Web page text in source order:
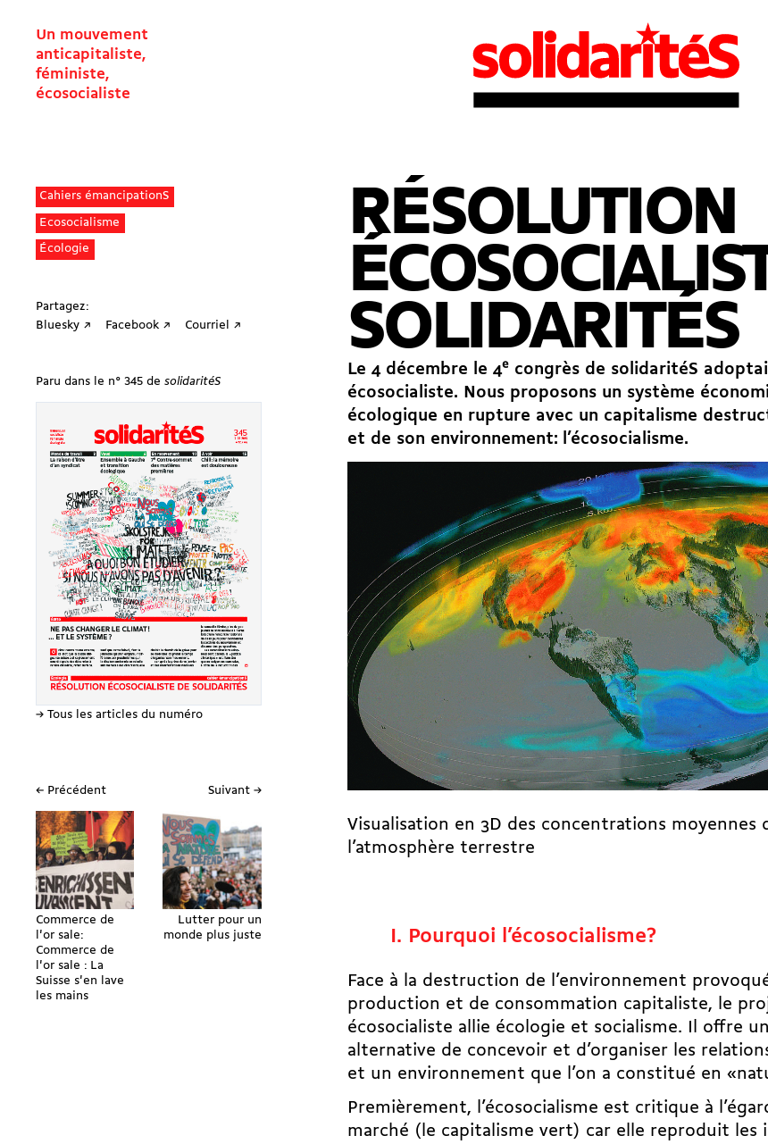
Un mouvement
anticapitaliste,
féministe,
écosocialiste
Cahiers émancipationS
Ecosocialisme
Écologie
Partagez:
Bluesky ↗
Facebook ↗ Courriel ↗
Paru dans le n° 345 de solidaritéS
→ Tous les articles du numéro
← Précédent
Commerce de
l'or sale:
Commerce de
l'or sale : La
Suisse s'en lave
les mains
Suivant →
Lutter pour un
monde plus juste
RÉSOLUTION
SOLIDARITÉS
Le 4 décembre le 4econgrès de solidaritéS
écosocialiste. Nous proposons un système
écologique en rupture avec un capitalisme
et de son environnement: l’écosocialisme.
Visualisation en 3D des concentrations moyennes
l’atmosphère terrestre
I. Pourquoi l’écosocialisme?
Face à la destruction de l’environnement
production et de consommation capitaliste, le
écosocialiste allie écologie et socialisme. Il offre
alternative de concevoir et d’organiser les
et un environnement que l’on a constitué en
Premièrement, l’écosocialisme est critique à
marché (le capitalisme vert) car elle reproduit les